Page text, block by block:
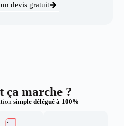
devis gratuit
ça marche ?
simple délégué à 100%